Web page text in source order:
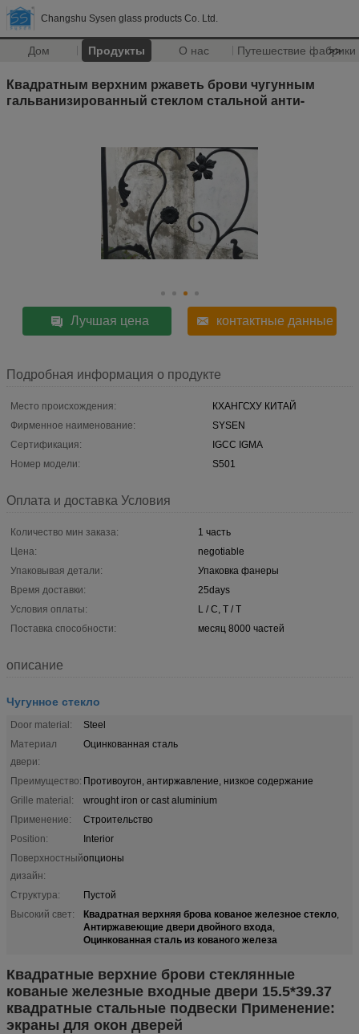
Changshu Sysen glass products Co. Ltd.
Дом Продукты О нас Путешествие фабрики
>>
Квадратным верхним ржаветь брови чугунным
гальванизированный стеклом стальной анти-
Лучшая цена контактные данные
Подробная информация о продукте
Место происхождения:
КХАНГСХУ КИТАЙ
Фирменное наименование:
SYSEN
Сертификация:
IGCC IGMA
Номер модели:
S501
Оплата и доставка Условия
Количество мин заказа:
1 часть
Цена:
negotiable
Упаковывая детали:
Упаковка фанеры
Время доставки:
25days
Условия оплаты:
L / C, T / T
Поставка способности:
месяц 8000 частей
описание
Чугунное стекло
Door material:
Steel
Материал
двери:
Оцинкованная сталь
Преимущество: Противоугон, антиржавление, низкое содержание
Grille material:
wrought iron or cast aluminium
Применение:
Строительство
Position:
Interior
Поверхностный
дизайн:
опционы
Структура:
Пустой
Высокий свет:
Квадратная верхняя брова кованое железное стекло,
Антиржавеющие двери двойного входа,
Оцинкованная сталь из кованого железа
Квадратные верхние брови стеклянные
кованые железные входные двери 15.5*39.37
квадратные стальные подвески Применение:
экраны для окон дверей